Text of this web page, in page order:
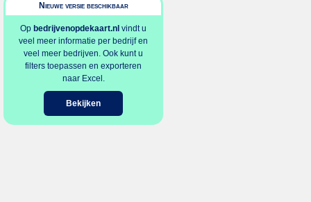
Nieuwe versie beschikbaar
Op bedrijvenopdekaart.nl vindt u
veel meer informatie per bedrijf en
veel meer bedrijven. Ook kunt u
filters toepassen en exporteren
naar Excel.
Bekijken